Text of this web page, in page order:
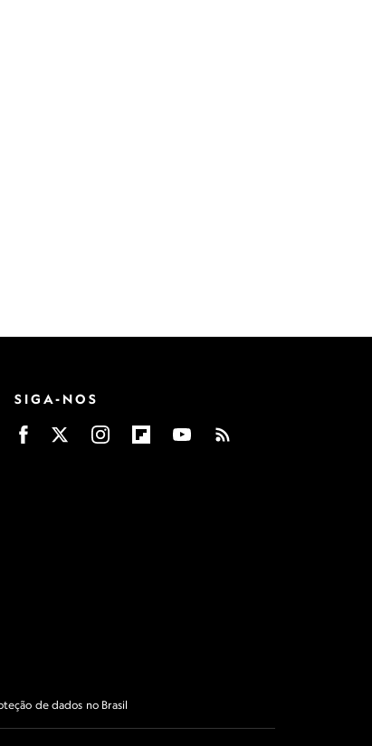
SIGA-NOS
de dados no Brasil